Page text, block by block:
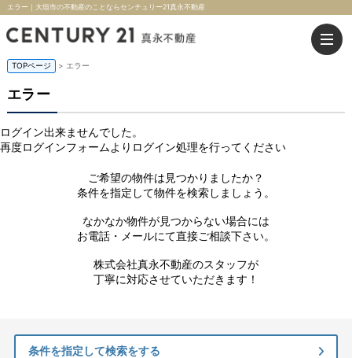
エラー｜大垣市の不動産のことならセンチュリー21真永不動産
TOPページ > エラー
エラー
ログイン出来ませんでした。
再度ログインフォームよりログイン処理を行ってください
ご希望の物件は見つかりましたか？
条件を指定して物件を検索しましょう。
なかなか物件が見つからない場合には
お電話・メールにて直接ご相談下さい。
株式会社真永不動産のスタッフが
丁寧に対応させていただきます！
条件を指定して検索をする